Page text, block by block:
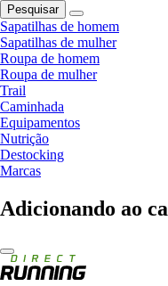
Pesquisar
Sapatilhas de homem
Sapatilhas de mulher
Roupa de homem
Roupa de mulher
Trail
Caminhada
Equipamentos
Nutrição
Destocking
Marcas
Adicionando ao